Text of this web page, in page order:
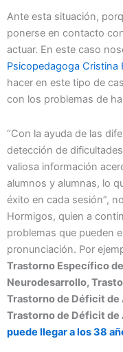
Ante esta situación,
ponerse en contacto
actuar. En este caso
Psicopedagoga Cristina
hacer en este tipo de
con los problemas de
“Con la ayuda de las
detección de
valiosa información
alumnos y alumnas, lo
éxito en cada sesión”,
Hormigos, quien a
problemas que pueden
pronunciación. Por
Trastorno Específico
Neurodesarrollo,
Trastorno de Déficit
Trastorno de Déficit de
puede llegar a los 38